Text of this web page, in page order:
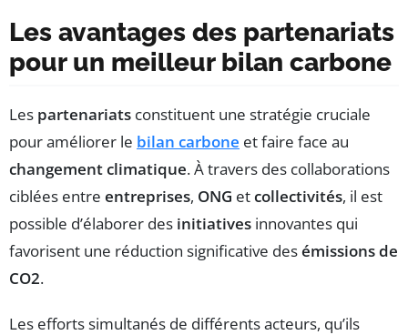
Les avantages des partenariats
pour un meilleur bilan carbone
Les partenariats constituent une stratégie cruciale
pour améliorer le bilan carbone et faire face au
changement climatique. À travers des collaborations
ciblées entre entreprises, ONG etcollectivités, il est
possible d’élaborer des initiatives innovantes qui
favorisent une réduction significative desémissions de
CO2.
Les efforts simultanés de différents acteurs, qu’ils